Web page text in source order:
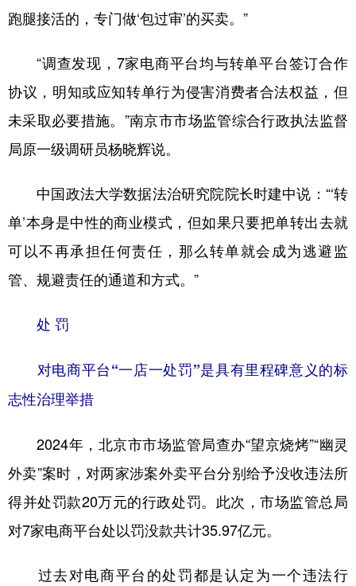
跑腿接活的，专门做‘包过审’的买卖。”
“调查发现，7家电商平台均与转单平台签订合作
协议，明知或应知转单行为侵害消费者合法权益，但
未采取必要措施。”南京市市场监管综合行政执法监督
局原一级调研员杨晓辉说。
中国政法大学数据法治研究院院长时建中说：“‘转
单’本身是中性的商业模式，但如果只要把单转出去就
可以不再承担任何责任，那么转单就会成为逃避监
管、规避责任的通道和方式。”
处 罚
对电商平台“一店一处罚”是具有里程碑意义的标
志性治理举措
2024年，北京市市场监管局查办“望京烧烤”“幽灵
外卖”案时，对两家涉案外卖平台分别给予没收违法所
得并处罚款20万元的行政处罚。此次，市场监管总局
对7家电商平台处以罚没款共计35.97亿元。
过去对电商平台的处罚都是认定为一个违法行